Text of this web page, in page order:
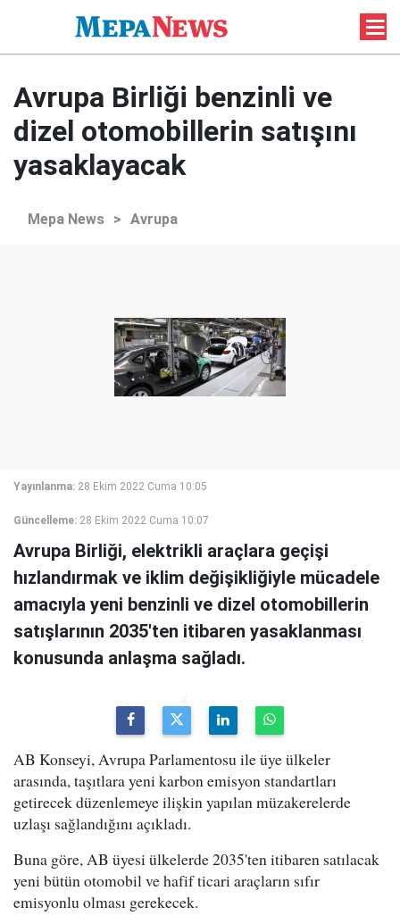
Avrupa Birliği benzinli ve
dizel otomobillerin satışını
yasaklayacak
Mepa News > Avrupa
Yayınlanma: 28 Ekim 2022 Cuma 10:05
Güncelleme: 28 Ekim 2022 Cuma 10:07
Avrupa Birliği, elektrikli araçlara geçişi
hızlandırmak ve iklim değişikliğiyle mücadele
amacıyla yeni benzinli ve dizel otomobillerin
satışlarının 2035'ten itibaren yasaklanması
konusunda anlaşma sağladı.
AB Konseyi, Avrupa Parlamentosu ile üye ülkeler
arasında, taşıtlara yeni karbon emisyon standartları
getirecek düzenlemeye ilişkin yapılan müzakerelerde
uzlaşı sağlandığını açıkladı.
Buna göre, AB üyesi ülkelerde 2035'ten itibaren satılacak
yeni bütün otomobil ve hafif ticari araçların sıfır
emisyonlu olması gerekecek.